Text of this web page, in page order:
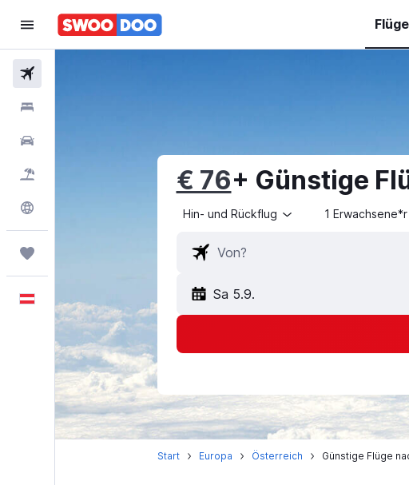
€ 76+ Günstige
Hin- und Rückflug 1 Erwachsene*r
Sa 5.9.
Start Europa Österreich Günstige Flüge